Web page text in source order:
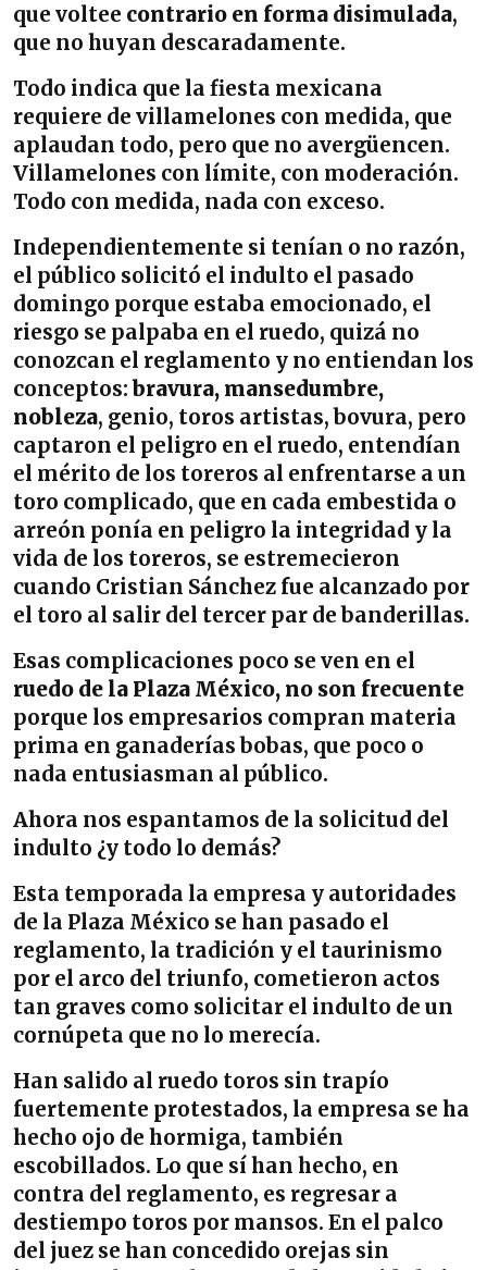
que voltee contrario en forma disimulada,
que no huyan descaradamente.
Todo indica que la fiesta mexicana
requiere de villamelones con medida, que
aplaudan todo, pero que no avergüencen.
Villamelones con límite, con moderación.
Todo con medida, nada con exceso.
Independientemente si tenían o no razón,
el público solicitó el indulto el pasado
domingo porque estaba emocionado, el
riesgo se palpaba en el ruedo, quizá no
conozcan el reglamento y no entiendan los
conceptos:bravura, mansedumbre,
nobleza, genio, toros artistas, bovura, pero
captaron el peligro en el ruedo, entendían
el mérito de los toreros al enfrentarse a un
toro complicado, que en cada embestida o
arreón ponía en peligro la integridad y la
vida de los toreros, se estremecieron
cuando Cristian Sánchez fue alcanzado por
el toro al salir del tercer par de banderillas.
Esas complicaciones poco se ven en el
ruedo de la Plaza México, no son frecuente
porque los empresarios compran materia
prima en ganaderías bobas, que poco o
nada entusiasman al público.
Ahora nos espantamos de la solicitud del
indulto ¿y todo lo demás?
Esta temporada la empresa y autoridades
de la Plaza México se han pasado el
reglamento, la tradición y el taurinismo
por el arco del triunfo, cometieron actos
tan graves como solicitar el indulto de un
cornúpeta que no lo merecía.
Han salido al ruedo toros sin trapío
fuertemente protestados, la empresa se ha
hecho ojo de hormiga, también
escobillados. Lo que sí han hecho, en
contra del reglamento, es regresar a
destiempo toros por mansos. En el palco
del juez se han concedido orejas sin